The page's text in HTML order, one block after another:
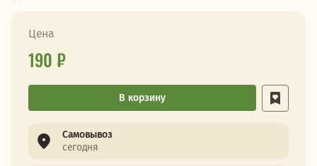
Цена
190 ₽
В корзину
Самовывоз
сегодня